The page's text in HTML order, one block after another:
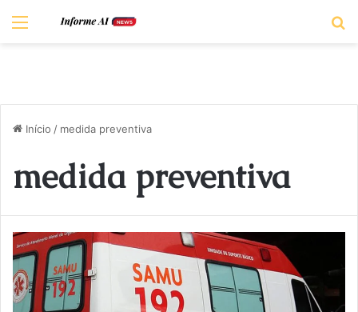
Menu
Início / medida preventiva
medida preventiva